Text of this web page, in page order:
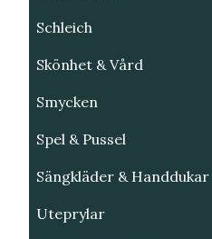
Schleich
Skönhet & Vård
Smycken
Spel & Pussel
Sängkläder & Handdukar
Uteprylar